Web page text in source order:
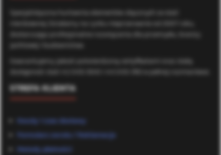
Specjalistyczna hurtownia elementów złącznych ze stali
nierdzewnej. Działamy na rynku nieprzerwanie od 2007 roku,
dostarczając profesjonalne rozwiązania dla przemysłu, branży
jachtowej i budownictwa.
Gwarantujemy jakość potwierdzoną certyfikatami oraz stałą
dostępność stali A2 (AISI 304) i A4 (AISI 316) w pełnej rozmiarówce.
STREFA KLIENTA
Koszty i czas dostawy
Formularz zwrotu / Reklamacje
Metody płatności